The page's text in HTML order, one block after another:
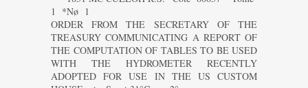
1 *Nø 1
ORDER FROM THE SECRETARY OF THE
TREASURY COMMUNICATING A REPORT OF
THE COMPUTATION OF TABLES TO BE USED
WITH THE HYDROMETER RECENTLY
ADOPTED FOR USE IN THE US CUSTOM